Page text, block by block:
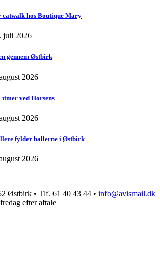
catwalk hos Boutique Mary
juli 2026
gennem Østbirk
2026
ved Horsens
2026
fylder hallerne i Østbirk
2026
Østbirk • Tlf. 61 40 43 44 • info@avismail.dk
efter aftale